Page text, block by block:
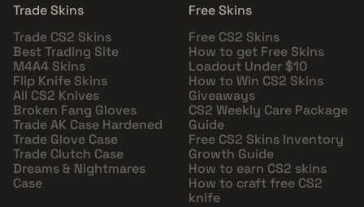
Trade Skins
Trade CS2 Skins
Best Trading Site
M4A4 Skins
Flip Knife Skins
All CS2 Knives
Broken Fang Gloves
Trade AK Case Hardened
Trade Glove Case
Trade Clutch Case
Dreams & Nightmares
Case
Free Skins
Free CS2 Skins
How to get Free Skins
Loadout Under $10
How to Win CS2 Skins
Giveaways
CS2 Weekly Care Package
Guide
Free CS2 Skins Inventory
Growth Guide
How to earn CS2 skins
How to craft free CS2
knife